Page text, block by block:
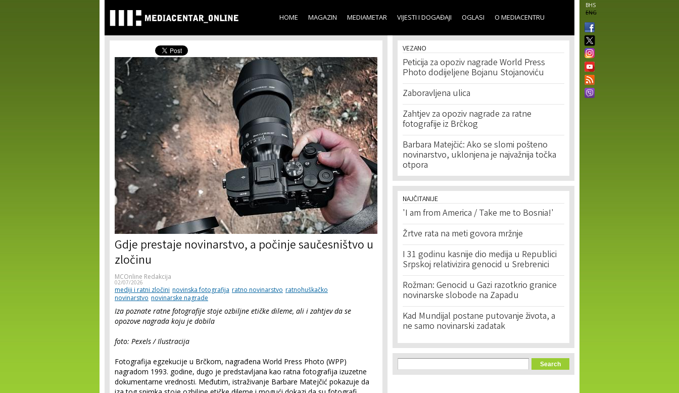
main
content
BHS
ENG
HOME MAGAZIN MEDIAMETAR VIJESTI I DOGAĐAJI OGLASI O MEDIACENTRU
Gdje prestaje novinarstvo, a počinje saučesništvo u
zločinu
MCOnline Redakcija
02/07/2026
mediji i ratni zločini novinska fotografija ratno novinarstvo ratnohuškačko
novinarstvo novinarske nagrade
Iza poznate ratne fotografije stoje ozbiljne etičke dileme, ali i zahtjev da se
opozove nagrada koju je dobila
foto: Pexels / Ilustracija
Fotografija egzekucije u Brčkom, nagrađena World Press Photo (WPP)
nagradom 1993. godine, dugo je predstavljana kao ratna fotografija izuzetne
dokumentarne vrednosti. Međutim, istraživanje Barbare Matejčić pokazuje da
VEZANO
Peticija za opoziv nagrade World Press
Photo dodijeljene Bojanu Stojanoviću
Zaboravljena ulica
Zahtjev za opoziv nagrade za ratne
fotografije iz Brčkog
Barbara Matejčić: Ako se slomi pošteno
novinarstvo, uklonjena je najvažnija točka
otpora
NAJČITANIJE
'I am from America / Take me to Bosnia!'
Žrtve rata na meti govora mržnje
I 31 godinu kasnije dio medija u Republici
Srpskoj relativizira genocid u Srebrenici
Rožman: Genocid u Gazi razotkrio granice
novinarske slobode na Zapadu
Kad Mundijal postane putovanje života, a
ne samo novinarski zadatak
Search form
Search